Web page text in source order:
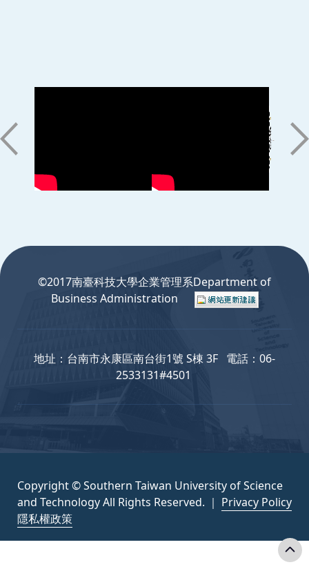
©2017南臺科技大學企業管理系Department of
Business Administration
地址：台南市永康區南台街1號 S棟 3F 電話：06-
2533131#4501
Copyright © Southern Taiwan University of Science
and Technology All Rights Reserved. ｜ Privacy Policy
隱私權政策